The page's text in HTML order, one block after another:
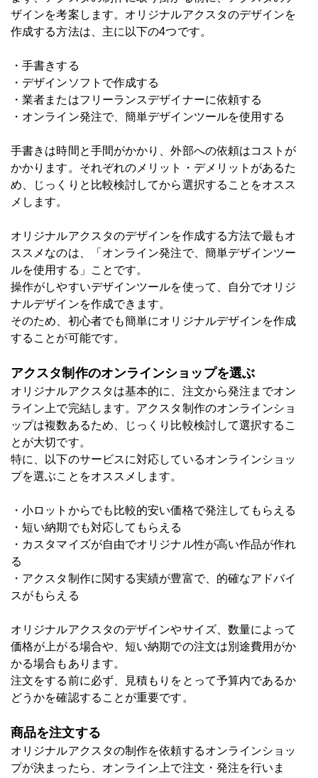
ザインを考案します。オリジナルアクスタのデザインを
作成する方法は、主に以下の4つです。
・手書きする
・デザインソフトで作成する
・業者またはフリーランスデザイナーに依頼する
・オンライン発注で、簡単デザインツールを使用する
手書きは時間と手間がかかり、外部への依頼はコストが
かかります。それぞれのメリット・デメリットがあるた
め、じっくりと比較検討してから選択することをオスス
メします。
オリジナルアクスタのデザインを作成する方法で最もオ
ススメなのは、「オンライン発注で、簡単デザインツー
ルを使用する」ことです。
操作がしやすいデザインツールを使って、自分でオリジ
ナルデザインを作成できます。
そのため、初心者でも簡単にオリジナルデザインを作成
することが可能です。
アクスタ制作のオンラインショップを選ぶ
オリジナルアクスタは基本的に、注文から発注までオン
ライン上で完結します。アクスタ制作のオンラインショ
ップは複数あるため、じっくり比較検討して選択するこ
とが大切です。
特に、以下のサービスに対応しているオンラインショッ
プを選ぶことをオススメします。
・小ロットからでも比較的安い価格で発注してもらえる
・短い納期でも対応してもらえる
・カスタマイズが自由でオリジナル性が高い作品が作れ
る
・アクスタ制作に関する実績が豊富で、的確なアドバイ
スがもらえる
オリジナルアクスタのデザインやサイズ、数量によって
価格が上がる場合や、短い納期での注文は別途費用がか
かる場合もあります。
注文をする前に必ず、見積もりをとって予算内であるか
どうかを確認することが重要です。
商品を注文する
オリジナルアクスタの制作を依頼するオンラインショッ
プが決まったら、オンライン上で注文・発注を行いま